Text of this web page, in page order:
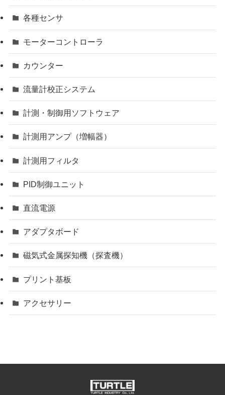
各種センサ
モーターコントローラ
カウンター
流量計校正システム
計測・制御用ソフトウェア
計測用アンプ（増幅器）
計測用フィルタ
PID制御ユニット
直流電源
アダプタボード
磁気式金属探知機（探査機）
プリント基板
アクセサリー